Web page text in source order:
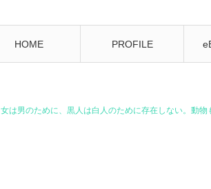
HOME PROFILE
女は男のために、黒人は白人のために存在しない。動物